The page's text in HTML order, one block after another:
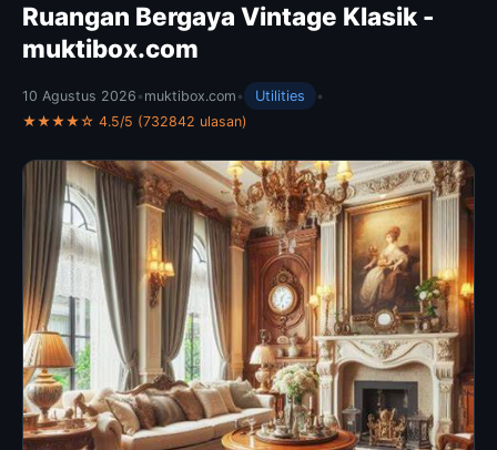
Ruangan Bergaya Vintage Klasik -
muktibox.com
10 Agustus 2026 • muktibox.com • Utilities
•
★★★★☆ 4.5/5 (732842 ulasan)